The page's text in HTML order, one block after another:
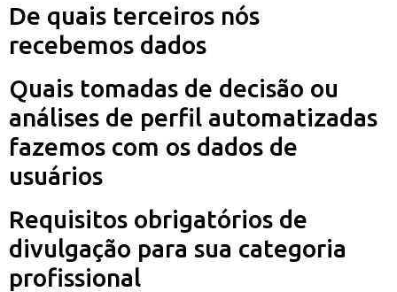
De quais terceiros nós
recebemos dados
Quais tomadas de decisão ou
análises de perfil automatizadas
fazemos com os dados de
usuários
Requisitos obrigatórios de
divulgação para sua categoria
profissional